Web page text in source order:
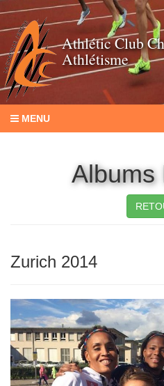
Athlétic Club
Athlétisme
MENU
Albums
Zurich 2014